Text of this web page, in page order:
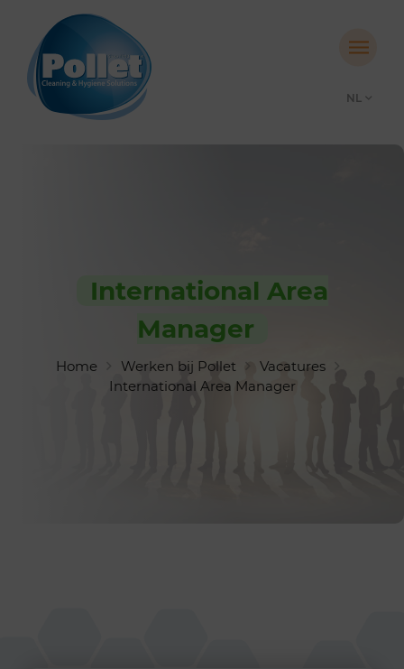
NL
International Area
Manager
Home Werken bij Pollet
Vacatures
International Area Manager